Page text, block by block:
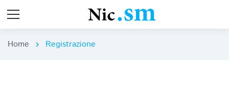
Home chevron_right Registrazione